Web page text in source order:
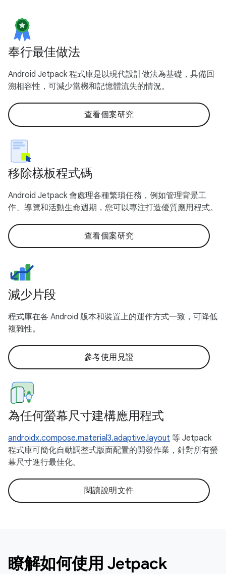
奉行最佳做法
Android Jetpack 程式庫是以現代設計做法為基礎，具備回
溯相容性，可減少當機和記憶體流失的情況。
查看個案研究
移除樣板程式碼
Android Jetpack 會處理各種繁瑣任務，例如管理背景工
作、導覽和活動生命週期，您可以專注打造優質應用程式。
查看個案研究
減少片段
程式庫在各 Android 版本和裝置上的運作方式一致，可降低
複雜性。
參考使用見證
為任何螢幕尺寸建構應用程式
androidx.compose.material3.adaptive.layout 等 Jetpack
程式庫可簡化自動調整式版面配置的開發作業，針對所有螢
幕尺寸進行最佳化。
閱讀說明文件
瞭解如何使用 Jetpack